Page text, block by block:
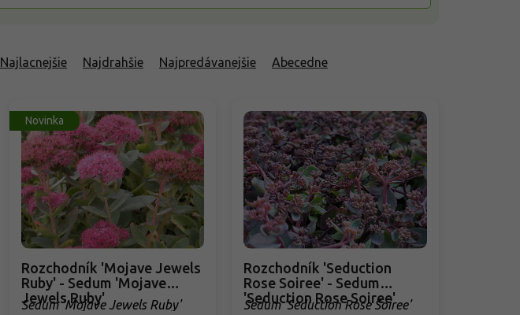
Najlacnejšie Najdrahšie Najpredávanejšie Abecedne
Novinka
Rozchodník 'Mojave Jewels
Ruby' - Sedum 'Mojave
Jewels Ruby'
Sedum 'Mojave Jewels Ruby'
Rozchodník 'Seduction
Rose Soiree' - Sedum
'Seduction Rose Soiree'
Sedum 'Seduction Rose Soiree'